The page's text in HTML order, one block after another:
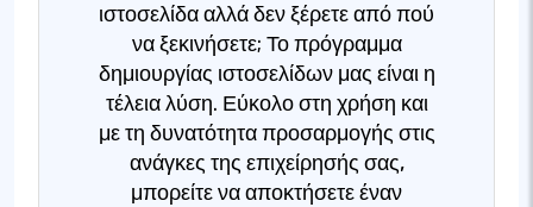
ιστοσελίδα αλλά δεν ξέρετε από πού
να ξεκινήσετε; Το πρόγραμμα
δημιουργίας ιστοσελίδων μας είναι η
τέλεια λύση. Εύκολο στη χρήση και
με τη δυνατότητα προσαρμογής στις
ανάγκες της επιχείρησής σας,
μπορείτε να αποκτήσετε έναν